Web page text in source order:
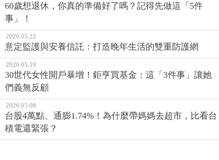
60歲想退休，你真的準備好了嗎？記得先做這「5件
事」！
2026.05.22
意定監護與安養信託：打造晚年生活的雙重防護網
2026.05.19
30世代女性開戶暴增！鉅亨買基金：這「3件事」讓她
們義無反顧
2026.05.08
台股4萬點、通膨1.74%！為什麼帶媽媽去超市，比看台
積電還緊張？